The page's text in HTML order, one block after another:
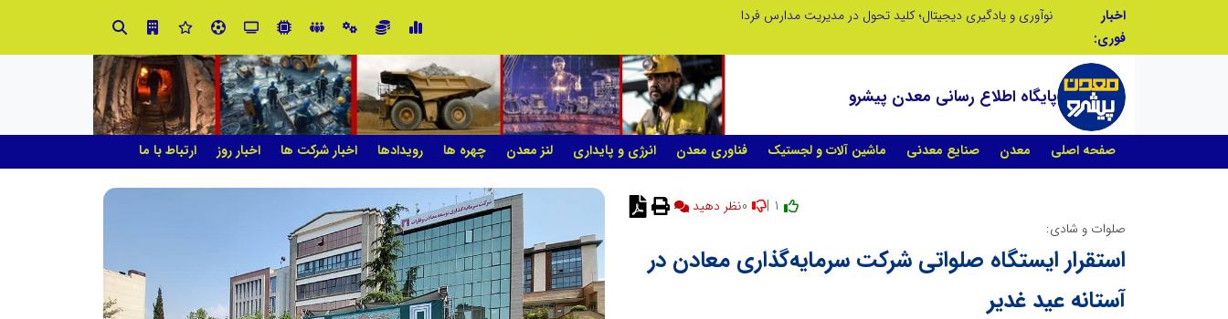
اخبار
فوری:
نوآوری و یادگیری دیجیتال؛ کلید تحول در مدیریت مدارس فردا
پایگاه اطلاع رسانی معدن پیشرو
صفحه اصلی معدن صنایع معدنی ماشین آلات و لجستیک فناوری معدن انرژی و پایداری لنز معدن چهره ها رویدادها اخبار شرکت ها اخبار روز ارتباط با ما
صلوات و شادی:
استقرار ایستگاه صلواتی شرکت سرمایه‌گذاری معادن در
آستانه عید غدیر